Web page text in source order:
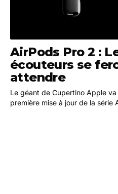
AirPods Pro 2 :
écouteurs se
attendre
Le géant de Cupertino Apple
première mise à jour de la série